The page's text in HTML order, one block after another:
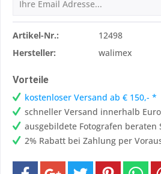
Artikel-Nr.:
12498
Hersteller:
walimex
Vorteile
kostenloser Versand ab € 150,- *
schneller Versand innerhalb
ausgebildete Fotografen beraten
2% Rabatt bei Zahlung per